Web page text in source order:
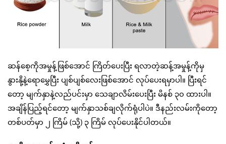
ဆန်စေ့ကိုအမှုန့်ဖြစ်အောင် ကြိတ်ပေးပြီး ရလာတဲ့ဆန့်အမှုန့်ကိုမှ
နွားနို့နဲ့ရောမွှေပြီး ပျစ်ပျစ်လေးဖြစ်အောင် လုပ်ပေးရမှာပါ။ ပြီးရင်
တော့ မျက်နှာနဲ့လည်ပင်းမှာ သေချာလိမ်းပေးပြီး မိနစ် ၃၀ ထားပါ။
အချိန်ပြည့်ရင်တော့ မျက်နှာသစ်ချလိုက်ရုံပါပဲ။ ဒီနည်းလမ်းကိုတော့
တစ်ပတ်မှာ ၂ ကြိမ် (သို့) ၃ ကြိမ် လုပ်ပေးနိုင်ပါတယ်။